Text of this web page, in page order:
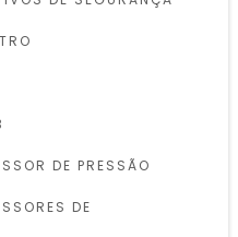
DE PRESSÃO
DE